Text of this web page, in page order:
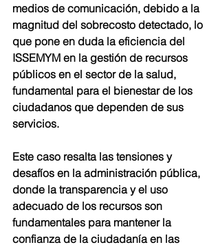
medios de comunicación, debido a la
magnitud del sobrecosto detectado, lo
que pone en duda la eficiencia del
ISSEMYM en la gestión de recursos
públicos en el sector de la salud,
fundamental para el bienestar de los
ciudadanos que dependen de sus
servicios.
Este caso resalta las tensiones y
desafíos en la administración pública,
donde la transparencia y el uso
adecuado de los recursos son
fundamentales para mantener la
confianza de la ciudadanía en las